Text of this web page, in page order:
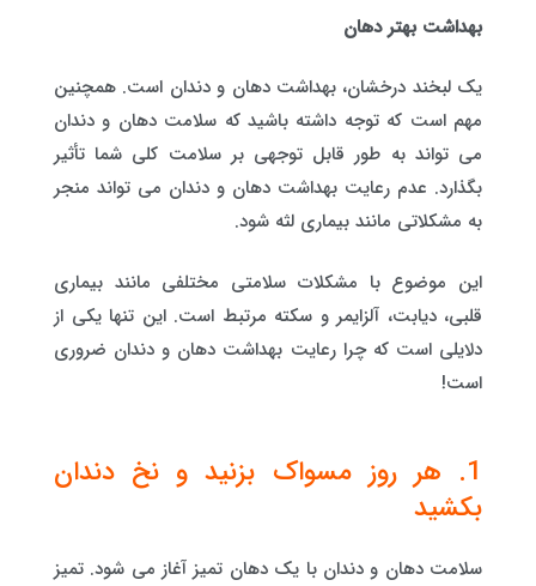
بهداشت بهتر دهان
یک لبخند درخشان، بهداشت دهان و دندان است. همچنین
مهم است که توجه داشته باشید که سلامت دهان و دندان
می تواند به طور قابل توجهی بر سلامت کلی شما تأثیر
بگذارد. عدم رعایت بهداشت دهان و دندان می تواند منجر
به مشکلاتی مانند بیماری لثه شود.
این موضوع با مشکلات سلامتی مختلفی مانند بیماری
قلبی، دیابت، آلزایمر و سکته مرتبط است. این تنها یکی از
دلایلی است که چرا رعایت بهداشت دهان و دندان ضروری
است!
1. هر روز مسواک بزنید و نخ دندان
بکشید
سلامت دهان و دندان با یک دهان تمیز آغاز می شود. تمیز